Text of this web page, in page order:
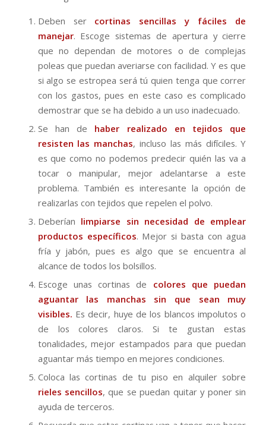
Deben ser cortinas sencillas y fáciles de
manejar. Escoge sistemas de apertura y cierre
que no dependan de motores o de complejas
poleas que puedan averiarse con facilidad. Y es que
si algo se estropea será tú quien tenga que correr
con los gastos, pues en este caso es complicado
demostrar que se ha debido a un uso inadecuado.
Se han de haber realizado en tejidos que
resisten las manchas, incluso las más difíciles. Y
es que como no podemos predecir quién las va a
tocar o manipular, mejor adelantarse a este
problema. También es interesante la opción de
realizarlas con tejidos que repelen el polvo.
Deberían limpiarse sin necesidad de emplear
productos específicos. Mejor si basta con agua
fría y jabón, pues es algo que se encuentra al
alcance de todos los bolsillos.
Escoge unas cortinas de colores que puedan
aguantar las manchas sin que sean muy
visibles. Es decir, huye de los blancos impolutos o
de los colores claros. Si te gustan estas
tonalidades, mejor estampados para que puedan
aguantar más tiempo en mejores condiciones.
Coloca las cortinas de tu piso en alquiler sobre
rieles sencillos, que se puedan quitar y poner sin
ayuda de terceros.